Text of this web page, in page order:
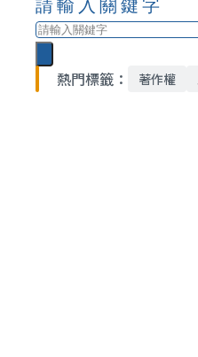
請輸入關鍵字
搜
尋
熱門標籤：
著作權